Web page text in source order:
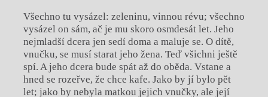
Všechno tu vysázel: zeleninu, vinnou révu; všechno
vysázel on sám, ač je mu skoro osmdesát let. Jeho
nejmladší dcera jen sedí doma a maluje se. O dítě,
vnučku, se musí starat jeho žena. Teď všichni ještě
spí. A jeho dcera bude spát až do oběda. Vstane a
hned se rozeřve, že chce kafe. Jako by jí bylo pět
let; jako by nebyla matkou jejich vnučky, ale její